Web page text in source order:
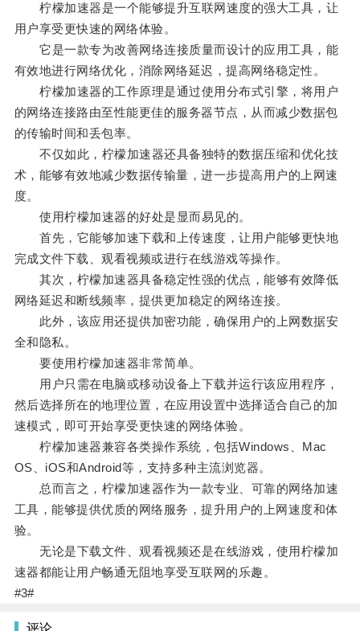
柠檬加速器是一个能够提升互联网速度的强大工具，让
用户享受更快速的网络体验。
它是一款专为改善网络连接质量而设计的应用工具，能
有效地进行网络优化，消除网络延迟，提高网络稳定性。
柠檬加速器的工作原理是通过使用分布式引擎，将用户
的网络连接路由至性能更佳的服务器节点，从而减少数据包
的传输时间和丢包率。
不仅如此，柠檬加速器还具备独特的数据压缩和优化技
术，能够有效地减少数据传输量，进一步提高用户的上网速
度。
使用柠檬加速器的好处是显而易见的。
首先，它能够加速下载和上传速度，让用户能够更快地
完成文件下载、观看视频或进行在线游戏等操作。
其次，柠檬加速器具备稳定性强的优点，能够有效降低
网络延迟和断线频率，提供更加稳定的网络连接。
此外，该应用还提供加密功能，确保用户的上网数据安
全和隐私。
要使用柠檬加速器非常简单。
用户只需在电脑或移动设备上下载并运行该应用程序，
然后选择所在的地理位置，在应用设置中选择适合自己的加
速模式，即可开始享受更快速的网络体验。
柠檬加速器兼容各类操作系统，包括Windows、Mac
OS、iOS和Android等，支持多种主流浏览器。
总而言之，柠檬加速器作为一款专业、可靠的网络加速
工具，能够提供优质的网络服务，提升用户的上网速度和体
验。
无论是下载文件、观看视频还是在线游戏，使用柠檬加
速器都能让用户畅通无阻地享受互联网的乐趣。
#3#